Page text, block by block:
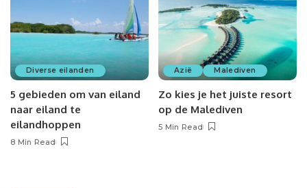
Diverse eilanden
5 gebieden om van eiland
naar eiland te
eilandhoppen
8 Min Read
Azië Malediven
Zo kies je het juiste resort
op de Malediven
5 Min Read